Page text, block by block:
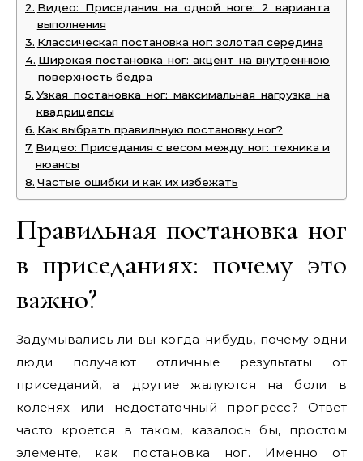
Видео: Приседания на одной ноге: 2 варианта
выполнения
Классическая постановка ног: золотая середина
Широкая постановка ног: акцент на внутреннюю
поверхность бедра
Узкая постановка ног: максимальная нагрузка на
квадрицепсы
Как выбрать правильную постановку ног?
Видео: Приседания с весом между ног: техника и
нюансы
Частые ошибки и как их избежать
Правильная постановка ног
в приседаниях: почему это
важно?
Задумывались ли вы когда-нибудь, почему одни
люди получают отличные результаты от
приседаний, а другие жалуются на боли в
коленях или недостаточный прогресс? Ответ
часто кроется в таком, казалось бы, простом
элементе, как постановка ног. Именно от